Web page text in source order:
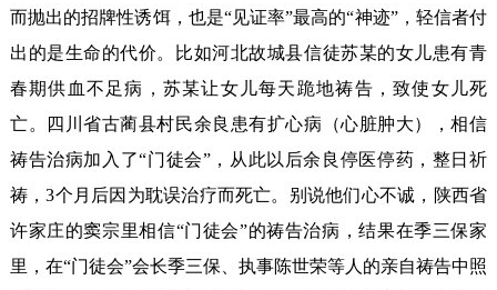
而抛出的招牌性诱饵，也是“见证率”最高的“神迹”，轻信者付
出的是生命的代价。比如河北故城县信徒苏某的女儿患有青
春期供血不足病，苏某让女儿每天跪地祷告，致使女儿死
亡。四川省古蔺县村民余良患有扩心病（心脏肿大），相信
祷告治病加入了“门徒会”，从此以后余良停医停药，整日祈
祷，3个月后因为耽误治疗而死亡。别说他们心不诚，陕西省
许家庄的窦宗里相信“门徒会”的祷告治病，结果在季三保家
里，在“门徒会”会长季三保、执事陈世荣等人的亲自祷告中照